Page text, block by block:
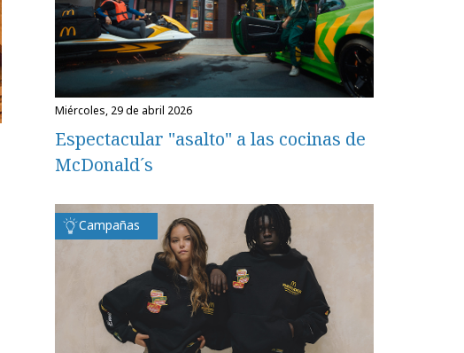
miércoles, 29 de abril 2026
Espectacular "asalto" a las cocinas de
McDonald´s
Campañas